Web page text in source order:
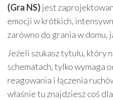
(Gra NS)jest
emocji w krótkich,
zarówno do grania w domu,
Jeżeli szukasz tytułu, który
schematach, tylko wymaga
reagowania i łączenia
właśnie tu znajdziesz coś